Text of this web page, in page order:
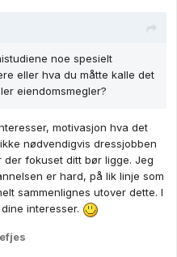
noe spesielt
eller hva du måtte kalle det
eiendomsmegler?
motivasjon hva det
nødvendigvis dressjobben
fokuset ditt bør ligge. Jeg
er hard, på lik linje som
sammenlignes utover dette. I
interesser.